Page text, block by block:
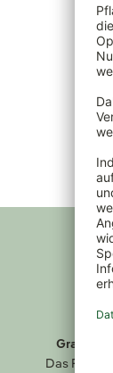
Gratis
Das